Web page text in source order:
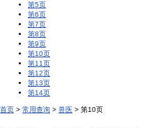
第5页
第6页
第7页
第8页
第9页
第10页
第11页
第12页
第13页
第14页
首页 > 常用查询 > 兽医 > 第10页